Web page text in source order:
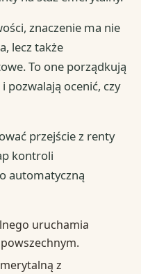
znaczenie ma nie
lecz także
To one porządkują
pozwalają ocenić, czy
przejście z renty
kontroli
automatyczną
uruchamia
z